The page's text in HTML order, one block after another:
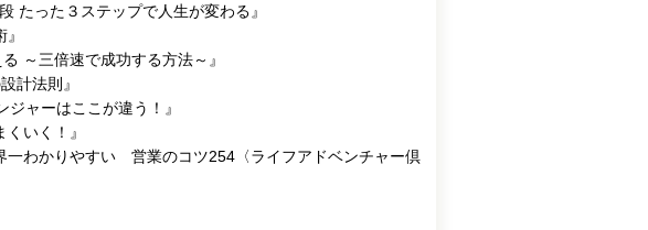
たった３ステップで人生が変わる』
～三倍速で成功する方法～』
計法則』
ャーはここが違う！』
いく！』
わかりやすい 営業のコツ254〈ライフアドベンチャー倶